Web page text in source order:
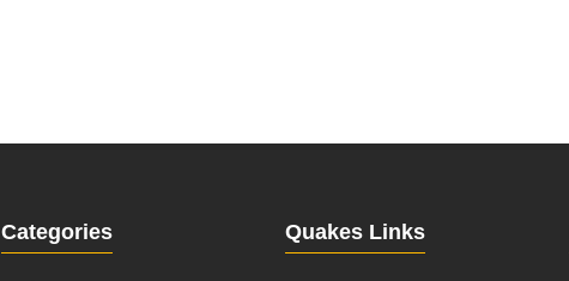
Categories Quakes Links